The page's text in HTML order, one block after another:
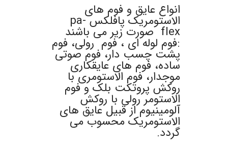
انواع عایق و فوم های
الاستومریک پافلکس pa-
flex صورت زیر می باشند
:فوم لوله ای ، فوم رولی، فوم
پشت چسب دار، فوم صوتی
ساده، فوم های عایقکاری
موجدار، فوم الاستومری با
روکش پروتکت بلک و فوم
الاستومر رولی با روکش
آلومینیوم از قبیل عایق های
الاستومریک محسوب می
گردد.